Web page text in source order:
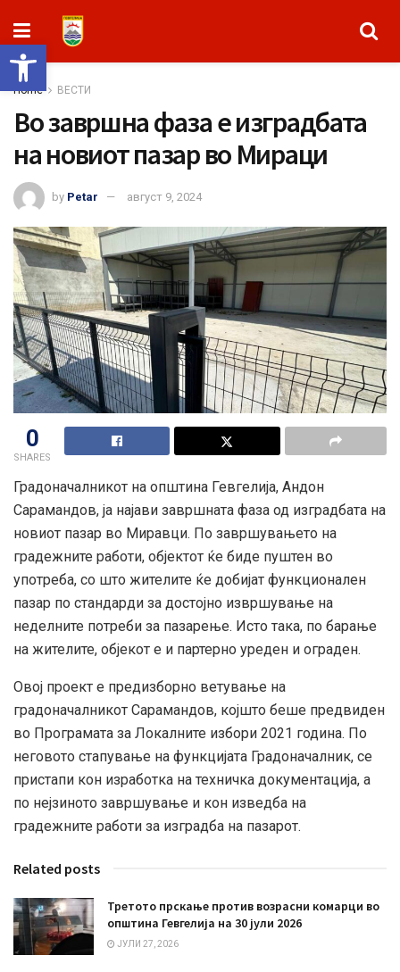
Open toolbar
Home ВЕСТИ
Во завршна фаза е изградбата
на новиот пазар во Мираци
by Petar август 9, 2024
0
SHARES
Градоначалникот на општина Гевгелија, Андон
Сарамандов, ја најави завршната фаза од изградбата на
новиот пазар во Миравци. По завршувањето на
градежните работи, објектот ќе биде пуштен во
употреба, со што жителите ќе добијат функционален
пазар по стандарди за достојно извршување на
неделните потреби за пазарење. Исто така, по барање
на жителите, објекот е и партерно уреден и ограден.
Овој проект е предизборно ветување на
градоначалникот Сарамандов, којшто беше предвиден
во Програмата за Локалните избори 2021 година. По
неговото стапување на функцијата Градоначалник, се
пристапи кон изработка на техничка документација, а
по нејзиното завршување и кон изведба на
градежните работи за изградба на пазарот.
Related posts
Третото прскање против возрасни комарци во
општина Гевгелија на 30 јули 2026
ЈУЛИ 27, 2026